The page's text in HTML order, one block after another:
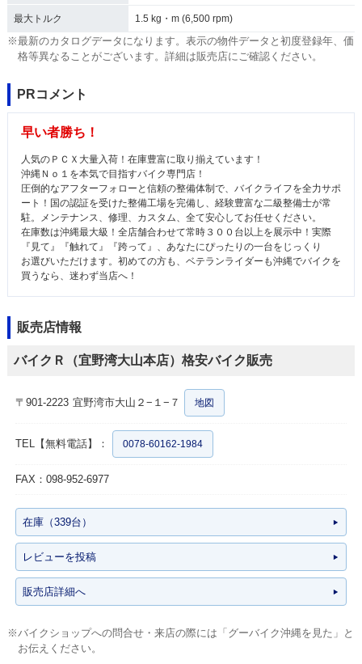
最大トルク 1.5 kg・m (6,500 rpm)
※最新のカタログデータになります。表示の物件データと初度登録年、価
格等異なることがございます。詳細は販売店にご確認ください。
PRコメント
早い者勝ち！
人気のＰＣＸ大量入荷！在庫豊富に取り揃えています！
沖縄Ｎｏ１を本気で目指すバイク専門店！
圧倒的なアフターフォローと信頼の整備体制で、バイクライフを全力サポ
ート！国の認証を受けた整備工場を完備し、経験豊富な二級整備士が常
駐。メンテナンス、修理、カスタム、全て安心してお任せください。
在庫数は沖縄最大級！全店舗合わせて常時３００台以上を展示中！実際
『見て』『触れて』『跨って』、あなたにぴったりの一台をじっくり
お選びいただけます。初めての方も、ベテランライダーも沖縄でバイクを
買うなら、迷わず当店へ！
販売店情報
バイクＲ（宜野湾大山本店）格安バイク販売
〒901-2223 宜野湾市大山２−１−７ 地図
TEL【無料電話】： 0078-60162-1984
FAX：098-952-6977
在庫（339台）
レビューを投稿
販売店詳細へ
※バイクショップへの問合せ・来店の際には「グーバイク沖縄を見た」と
お伝えください。